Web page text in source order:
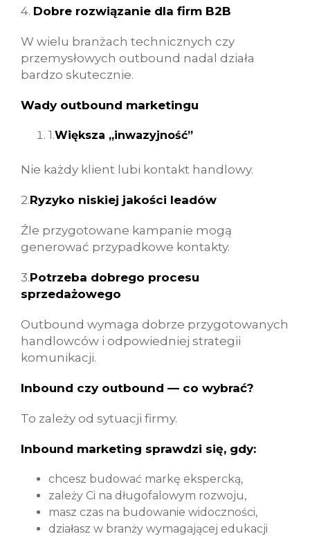
4. Dobre rozwiązanie dla firm B2B
W wielu branżach technicznych czy
przemysłowych outbound nadal działa
bardzo skutecznie.
Wady outbound marketingu
1.Większa „inwazyjność”
Nie każdy klient lubi kontakt handlowy.
2.Ryzyko niskiej jakości leadów
Źle przygotowane kampanie mogą
generować przypadkowe kontakty.
3.Potrzeba dobrego procesu
sprzedażowego
Outbound wymaga dobrze przygotowanych
handlowców i odpowiedniej strategii
komunikacji.
Inbound czy outbound — co wybrać?
To zależy od sytuacji firmy.
Inbound marketing sprawdzi się, gdy:
chcesz budować markę ekspercką,
zależy Ci na długofalowym rozwoju,
masz czas na budowanie widoczności,
działasz w branży wymagającej edukacji